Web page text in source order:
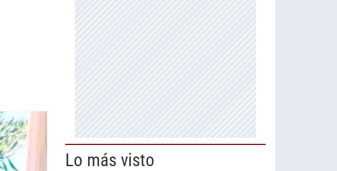
Lo más visto